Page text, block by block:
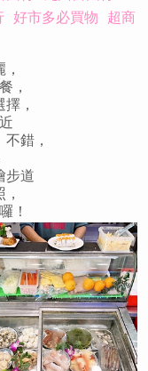
好市多必買物 超商
，
，
不錯，
步道
！